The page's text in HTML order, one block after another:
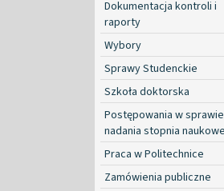
Dokumentacja kontroli i
raporty
Wybory
Sprawy Studenckie
Szkoła doktorska
Postępowania w sprawie
nadania stopnia
Praca w Politechnice
Zamówienia publiczne